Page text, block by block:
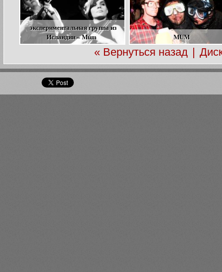
экспериментальная группа из
Исландии – Múm
MUM
« Вернуться назад